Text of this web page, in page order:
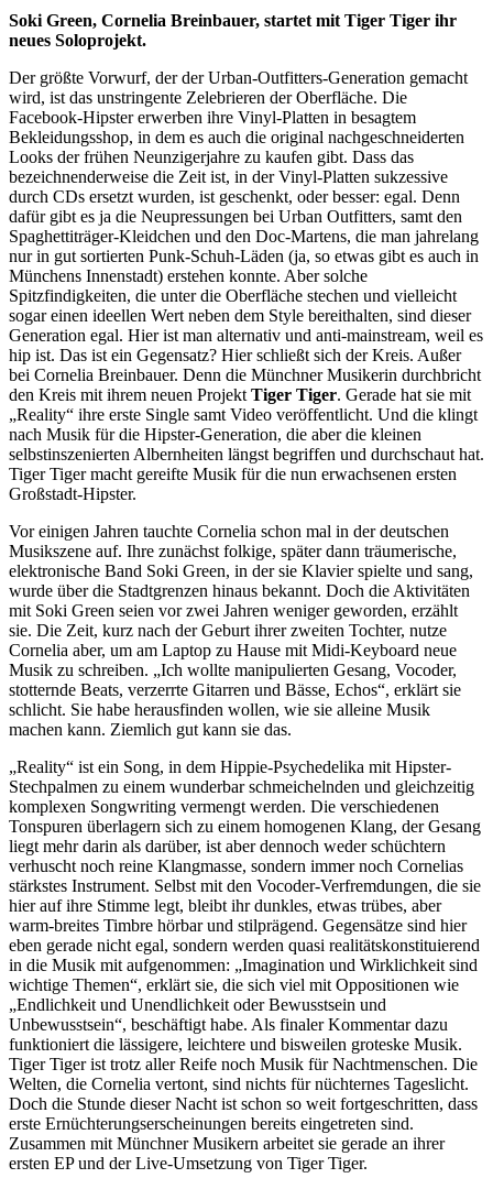
Soki Green, Cornelia Breinbauer, startet mit Tiger Tiger ihr
neues Soloprojekt.
Der größte Vorwurf, der der Urban-Outfitters-Generation gemacht
wird, ist das unstringente Zelebrieren der Oberfläche. Die
Facebook-Hipster erwerben ihre Vinyl-Platten in besagtem
Bekleidungsshop, in dem es auch die original nachgeschneiderten
Looks der frühen Neunzigerjahre zu kaufen gibt. Dass das
bezeichnenderweise die Zeit ist, in der Vinyl-Platten sukzessive
durch CDs ersetzt wurden, ist geschenkt, oder besser: egal. Denn
dafür gibt es ja die Neupressungen bei Urban Outfitters, samt den
Spaghettiträger-Kleidchen und den Doc-Martens, die man jahrelang
nur in gut sortierten Punk-Schuh-Läden (ja, so etwas gibt es auch in
Münchens Innenstadt) erstehen konnte. Aber solche
Spitzfindigkeiten, die unter die Oberfläche stechen und vielleicht
sogar einen ideellen Wert neben dem Style bereithalten, sind dieser
Generation egal. Hier ist man alternativ und anti-mainstream, weil es
hip ist. Das ist ein Gegensatz? Hier schließt sich der Kreis. Außer
bei Cornelia Breinbauer. Denn die Münchner Musikerin durchbricht
den Kreis mit ihrem neuen Projekt Tiger Tiger. Gerade hat sie mit
„Reality“ ihre erste Single samt Video veröffentlicht. Und die klingt
nach Musik für die Hipster-Generation, die aber die kleinen
selbstinszenierten Albernheiten längst begriffen und durchschaut hat.
Tiger Tiger macht gereifte Musik für die nun erwachsenen ersten
Großstadt-Hipster.
Vor einigen Jahren tauchte Cornelia schon mal in der deutschen
Musikszene auf. Ihre zunächst folkige, später dann träumerische,
elektronische Band Soki Green, in der sie Klavier spielte und sang,
wurde über die Stadtgrenzen hinaus bekannt. Doch die Aktivitäten
mit Soki Green seien vor zwei Jahren weniger geworden, erzählt
sie. Die Zeit, kurz nach der Geburt ihrer zweiten Tochter, nutze
Cornelia aber, um am Laptop zu Hause mit Midi-Keyboard neue
Musik zu schreiben. „Ich wollte manipulierten Gesang, Vocoder,
stotternde Beats, verzerrte Gitarren und Bässe, Echos“, erklärt sie
schlicht. Sie habe herausfinden wollen, wie sie alleine Musik
machen kann. Ziemlich gut kann sie das.
„Reality“ ist ein Song, in dem Hippie-Psychedelika mit Hipster-
Stechpalmen zu einem wunderbar schmeichelnden und gleichzeitig
komplexen Songwriting vermengt werden. Die verschiedenen
Tonspuren überlagern sich zu einem homogenen Klang, der Gesang
liegt mehr darin als darüber, ist aber dennoch weder schüchtern
verhuscht noch reine Klangmasse, sondern immer noch Cornelias
stärkstes Instrument. Selbst mit den Vocoder-Verfremdungen, die sie
hier auf ihre Stimme legt, bleibt ihr dunkles, etwas trübes, aber
warm-breites Timbre hörbar und stilprägend. Gegensätze sind hier
eben gerade nicht egal, sondern werden quasi realitätskonstituierend
in die Musik mit aufgenommen: „Imagination und Wirklichkeit sind
wichtige Themen“, erklärt sie, die sich viel mit Oppositionen wie
„Endlichkeit und Unendlichkeit oder Bewusstsein und
Unbewusstsein“, beschäftigt habe. Als finaler Kommentar dazu
funktioniert die lässigere, leichtere und bisweilen groteske Musik.
Tiger Tiger ist trotz aller Reife noch Musik für Nachtmenschen. Die
Welten, die Cornelia vertont, sind nichts für nüchternes Tageslicht.
Doch die Stunde dieser Nacht ist schon so weit fortgeschritten, dass
erste Ernüchterungserscheinungen bereits eingetreten sind.
Zusammen mit Münchner Musikern arbeitet sie gerade an ihrer
ersten EP und der Live-Umsetzung von Tiger Tiger.